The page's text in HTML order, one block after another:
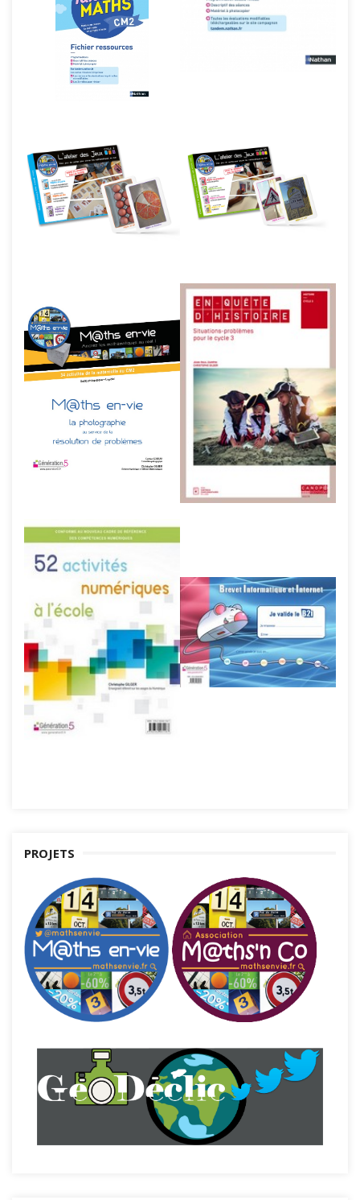
PROJETS